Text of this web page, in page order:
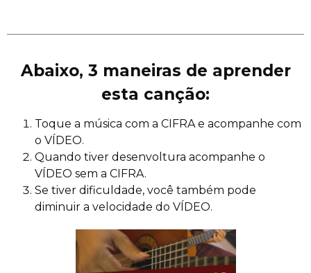
Abaixo, 3 maneiras de aprender
esta canção:
Toque a música com a CIFRA e acompanhe com
o VÍDEO.
Quando tiver desenvoltura acompanhe o
VÍDEO sem a CIFRA.
Se tiver dificuldade, você também pode
diminuir a velocidade do VÍDEO.